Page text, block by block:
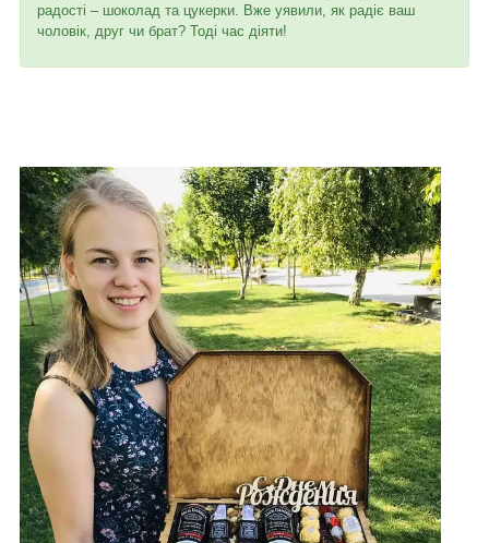
радості – шоколад та цукерки. Вже уявили, як радіє ваш
чоловік, друг чи брат? Тоді час діяти!